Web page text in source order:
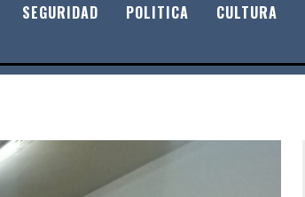
SEGURIDAD POLITICA CULTURA